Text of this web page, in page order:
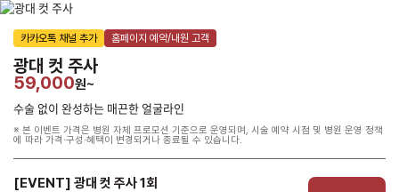
카카오톡 채널 추가 홈페이지 예약/내원 고객
광대 컷 주사
59,000원~
수술 없이 완성하는 매끈한 얼굴라인
※ 본 이벤트 가격은 병원 자체 프로모션 기준으로 운영되며, 시술 예약 시점 및 병원 운영 정책
에 따라 가격·구성·혜택이 변경되거나 종료될 수 있습니다.
[EVENT] 광대 컷 주사 1회